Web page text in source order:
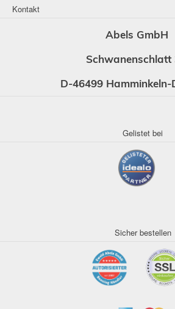
Kontakt
Abels GmbH
Schwanenschlatt
D-46499 Hamminkeln-
Gelistet bei
Sicher bestellen